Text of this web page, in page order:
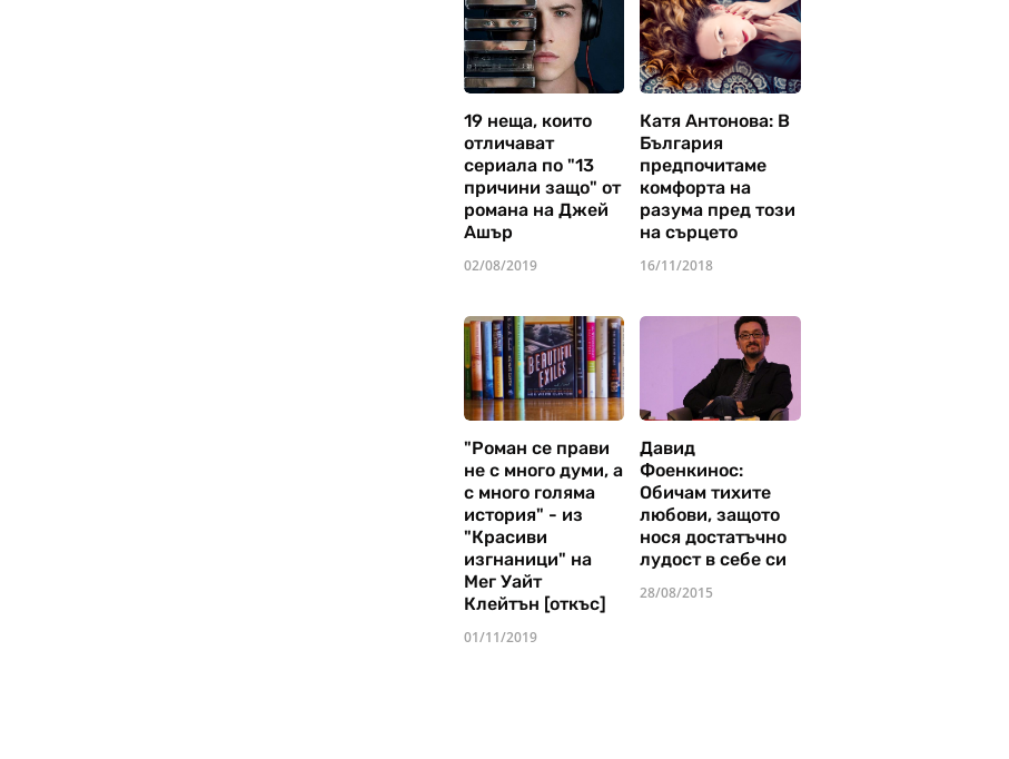
19 неща, които
отличават
сериала по "13
причини защо" от
романа на Джей
Ашър
02/08/2019
Катя Антонова: В
България
предпочитаме
комфорта на
разума пред този
на сърцето
16/11/2018
"Роман се прави
не с много думи, а
с много голяма
история" - из
"Красиви
изгнаници" на
Мег Уайт
Клейтън [откъс]
01/11/2019
Давид
Фоенкинос:
Обичам тихите
любови, защото
нося достатъчно
лудост в себе си
28/08/2015